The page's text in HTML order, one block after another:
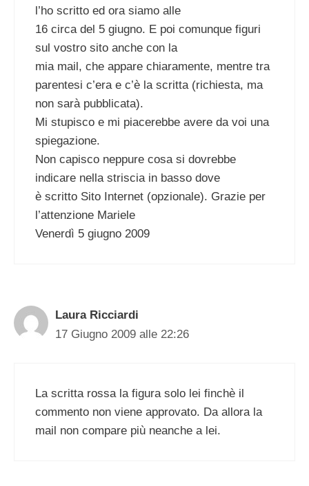
l’ho scritto ed ora siamo alle
16 circa del 5 giugno. E poi comunque figuri
sul vostro sito anche con la
mia mail, che appare chiaramente, mentre tra
parentesi c’era e c’è la scritta (richiesta, ma
non sarà pubblicata).
Mi stupisco e mi piacerebbe avere da voi una
spiegazione.
Non capisco neppure cosa si dovrebbe
indicare nella striscia in basso dove
è scritto Sito Internet (opzionale). Grazie per
l’attenzione Mariele
Venerdì 5 giugno 2009
Laura Ricciardi
17 Giugno 2009 alle 22:26
La scritta rossa la figura solo lei finchè il
commento non viene approvato. Da allora la
mail non compare più neanche a lei.